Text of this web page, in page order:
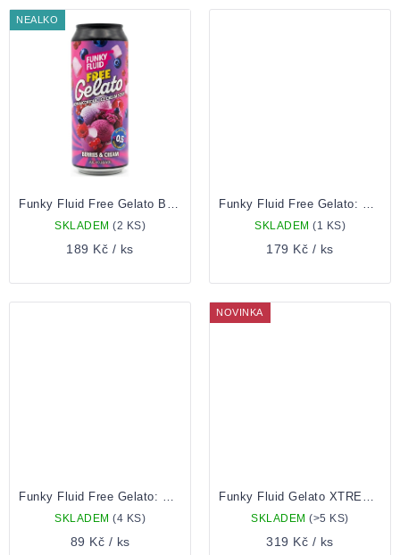
NEALKO
Funky Fluid Free Gelato Berries & Cream 0,5l
SKLADEM (2 KS)
189 Kč / ks
Funky Fluid Free Gelato: Green 0,5 plechovka
SKLADEM (1 KS)
179 Kč / ks
Funky Fluid Free Gelato: Mango & Passion Fruit 0,33 plech
SKLADEM (4 KS)
89 Kč / ks
NOVINKA
Funky Fluid Gelato XTREME: Jungle Juice Slushy XXL 0,5 Plechovka
SKLADEM(>5 KS)
319 Kč / ks